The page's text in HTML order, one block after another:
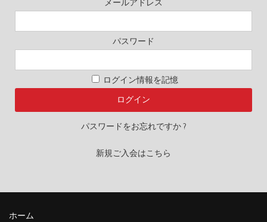
メールアドレス
パスワード
ログイン情報を記憶
パスワードをお忘れですか ?
新規ご入会はこちら
ホーム